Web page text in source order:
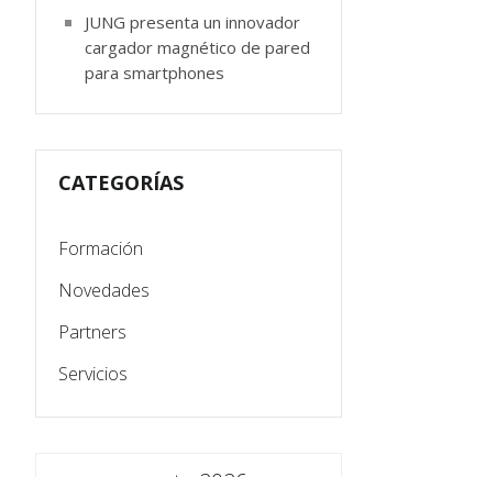
JUNG presenta un innovador
cargador magnético de pared
para smartphones
CATEGORÍAS
Formación
Novedades
Partners
Servicios